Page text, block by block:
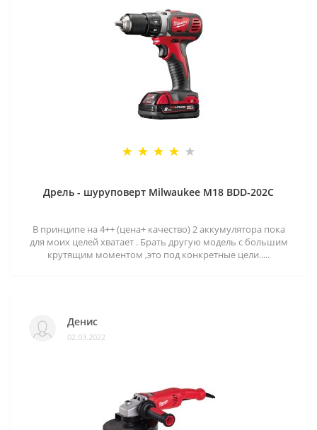
Дрель - шуруповерт Milwaukee M18 BDD-202C
В принципе на 4++ (цена+ качество) 2 аккумулятора пока
для моих целей хватает . Брать другую модель с большим
крутящим моментом ,это под конкретные цели.....
Денис
02.03.2022